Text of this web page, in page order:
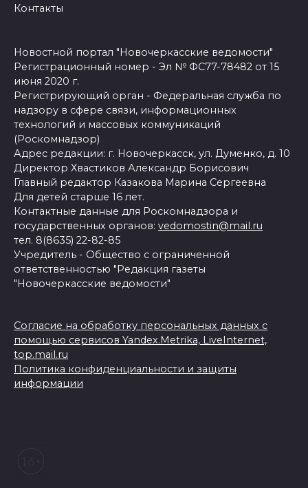
Контакты
Новостной портал "Новочеркасские ведомости"
Регистрационный номер - Эл № ФС77-78482 от 15
июня 2020 г.
Регистрирующий орган - Федеральная служба по
надзору в сфере связи, информационных
технологий и массовых коммуникаций
(Роскомнадзор)
Адрес редакции: г. Новочеркасск, ул. Думенко, д. 10
Директор Хвастиков Александр Борисович
Главный редактор Казакова Марина Сергеевна
Для детей старше 16 лет.
Контактные данные для Роскомнадзора и
государственных органов: vedomostin@mail.ru
тел. 8(8635) 22-82-85
Учредитель - Общество с ограниченной
ответственностью "Редакция газеты
"Новочеркасские ведомости"
Согласие на обработку персональных данных с
помощью сервисов Yandex.Metrika, LiveInternet,
top.mail.ru
Политика конфиденциальности и защиты
информации